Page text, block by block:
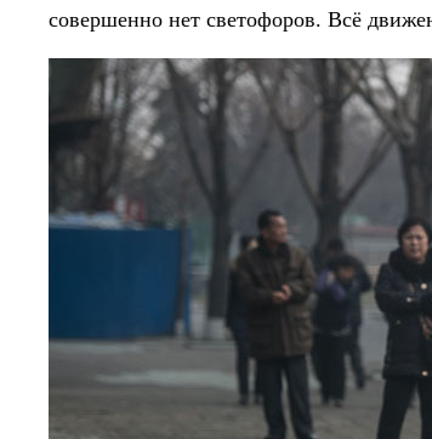
совершенно нет светофоров. Всё